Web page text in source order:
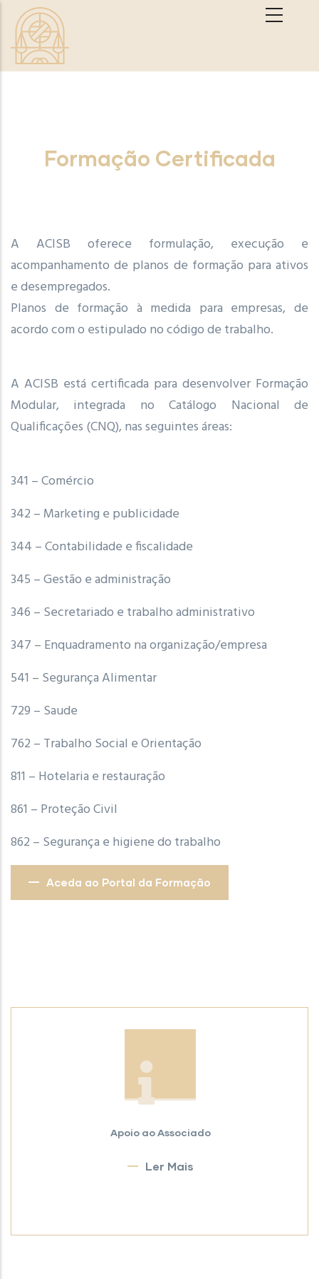
Passar para o conteúdo principal
Formação Certificada
A ACISB oferece formulação, execução e
acompanhamento de planos de formação para ativos
e desempregados.
Planos de formação à medida para empresas, de
acordo com o estipulado no código de trabalho.
A ACISB está certificada para desenvolver Formação
Modular, integrada no Catálogo Nacional de
Qualificações (CNQ), nas seguintes áreas:
341 – Comércio
342 – Marketing e publicidade
344 – Contabilidade e fiscalidade
345 – Gestão e administração
346 – Secretariado e trabalho administrativo
347 – Enquadramento na organização/empresa
541 – Segurança Alimentar
729 – Saude
762 – Trabalho Social e Orientação
811 – Hotelaria e restauração
861 – Proteção Civil
862 – Segurança e higiene do trabalho
Aceda ao Portal da Formação
Apoio ao Associado
Ler Mais